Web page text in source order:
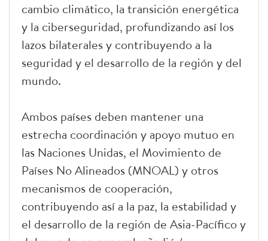
cambio climático, la transición energética
y la ciberseguridad, profundizando así los
lazos bilaterales y contribuyendo a la
seguridad y el desarrollo de la región y del
mundo.
Ambos países deben mantener una
estrecha coordinación y apoyo mutuo en
las Naciones Unidas, el Movimiento de
Países No Alineados (MNOAL) y otros
mecanismos de cooperación,
contribuyendo así a la paz, la estabilidad y
el desarrollo de la región de Asia-Pacífico y